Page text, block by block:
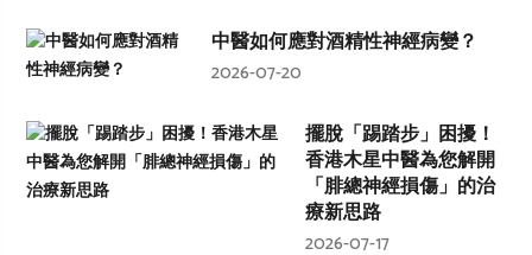
中醫如何應對酒精性神經病變？
2026-07-20
擺脫「踢踏步」困擾！
香港木星中醫為您解開
「腓總神經損傷」的治
療新思路
2026-07-17